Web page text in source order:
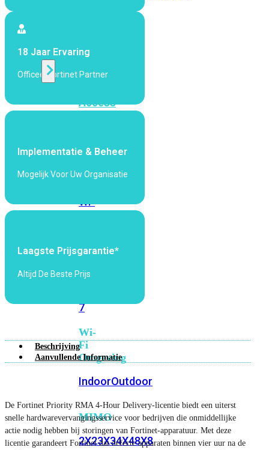
WiFi
Access
Wi-
Generatie
Wi-
6Wi-
Fi
6E
7
Wi-
Fi
Omgeving
IndoorOutdoor
MIMO
2X23X34X48X8
18 Jaar Ervaring
Officeel Fortinet Partner
Implementatie & Beheer
Mogelijk Voor Uw Organisatie
Laagste Prijsgarantie*
Altijd De Beste Prijs
Beschrijving
Aanvullende Informatie
De Fortinet Priority RMA 4-Hour Delivery-licentie biedt een uiterst
snelle hardwarevervangingsservice voor bedrijven die onmiddellijke
actie nodig hebben bij storingen van Fortinet-apparatuur. Met deze
licentie garandeert Fortinet dat defecte apparaten binnen vier uur na de